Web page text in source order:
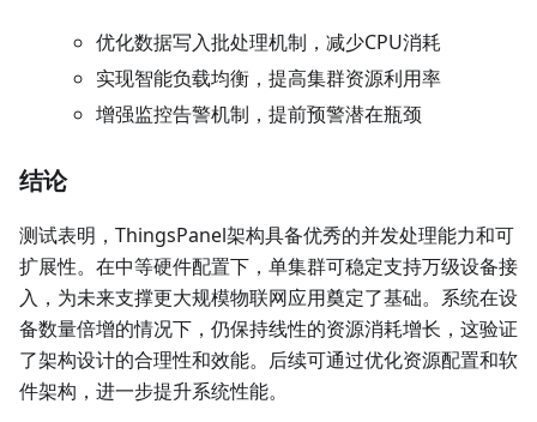
优化数据写入批处理机制，减少CPU消耗
实现智能负载均衡，提高集群资源利用率
增强监控告警机制，提前预警潜在瓶颈
结论
测试表明，ThingsPanel架构具备优秀的并发处理能力和可
扩展性。在中等硬件配置下，单集群可稳定支持万级设备接
入，为未来支撑更大规模物联网应用奠定了基础。系统在设
备数量倍增的情况下，仍保持线性的资源消耗增长，这验证
了架构设计的合理性和效能。后续可通过优化资源配置和软
件架构，进一步提升系统性能。